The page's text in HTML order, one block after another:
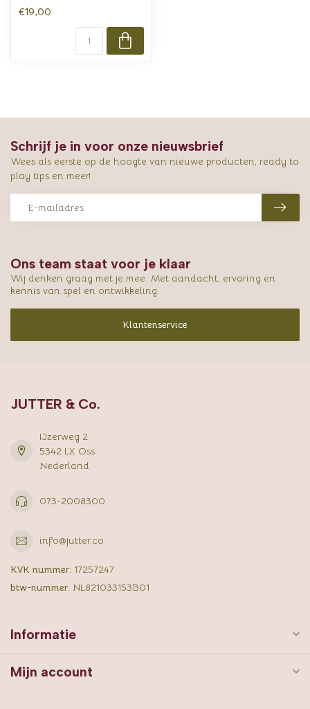
€19,00
Ons team staat voor je klaar
Wij denken graag met je mee. Met aandacht, ervaring en
kennis van spel en ontwikkeling.
Klantenservice
Schrijf je in voor onze nieuwsbrief
Wees als eerste op de hoogte van nieuwe producten, ready to
play tips en meer!
JUTTER & Co.
IJzerweg 2
5342 LX Oss
Nederland
073-2008300
info@jutter.co
KVK nummer: 17257247
btw-nummer: NL821033153B01
Informatie
Mijn account